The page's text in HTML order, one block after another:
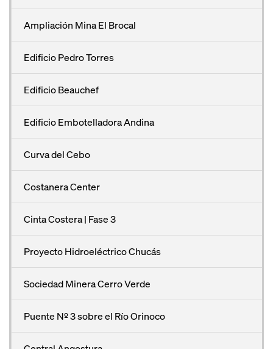
Ampliación Mina El Brocal
Edificio Pedro Torres
Edificio Beauchef
Edificio Embotelladora Andina
Curva del Cebo
Costanera Center
Cinta Costera | Fase 3
Proyecto Hidroeléctrico Chucás
Sociedad Minera Cerro Verde
Puente Nº 3 sobre el Río Orinoco